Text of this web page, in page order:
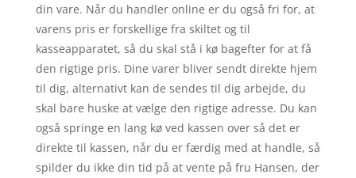
din vare. Når du handler online er du også fri for, at
varens pris er forskellige fra skiltet og til
kasseapparatet, så du skal stå i kø bagefter for at få
den rigtige pris. Dine varer bliver sendt direkte hjem
til dig, alternativt kan de sendes til dig arbejde, du
skal bare huske at vælge den rigtige adresse. Du kan
også springe en lang kø ved kassen over så det er
direkte til kassen, når du er færdig med at handle, så
spilder du ikke din tid på at vente på fru Hansen, der